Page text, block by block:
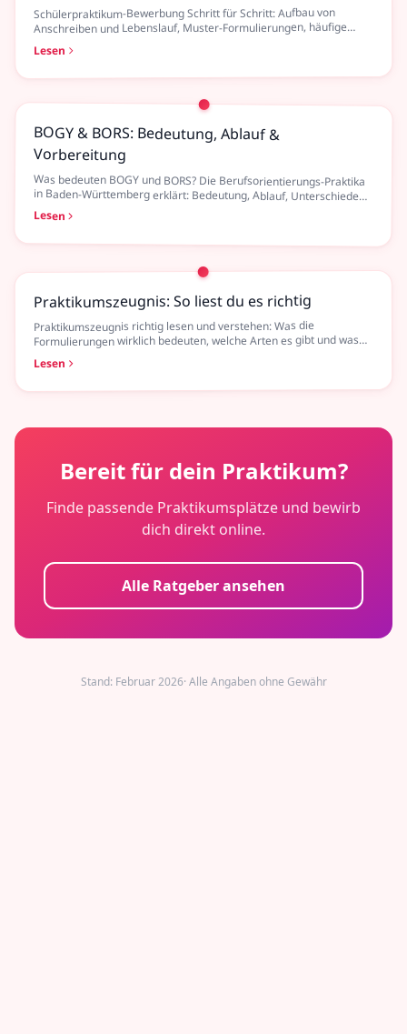
Schülerpraktikum-Bewerbung Schritt für Schritt: Aufbau von
Anschreiben und Lebenslauf, Muster-Formulierungen, häufige
Fehler und Checkliste – für die Klassen 8 bis 10.
Lesen
BOGY & BORS: Bedeutung, Ablauf &
Vorbereitung
Was bedeuten BOGY und BORS? Die Berufsorientierungs-Praktika
in Baden-Württemberg erklärt: Bedeutung, Ablauf, Unterschiede
und wie du dich optimal vorbereitest.
Lesen
Praktikumszeugnis: So liest du es richtig
Praktikumszeugnis richtig lesen und verstehen: Was die
Formulierungen wirklich bedeuten, welche Arten es gibt und was
du bei Problemen tun kannst.
Lesen
Bereit für dein Praktikum?
Finde passende Praktikumsplätze und bewirb
dich direkt online.
Alle Ratgeber ansehen
Stand: Februar 2026· Alle Angaben ohne Gewähr